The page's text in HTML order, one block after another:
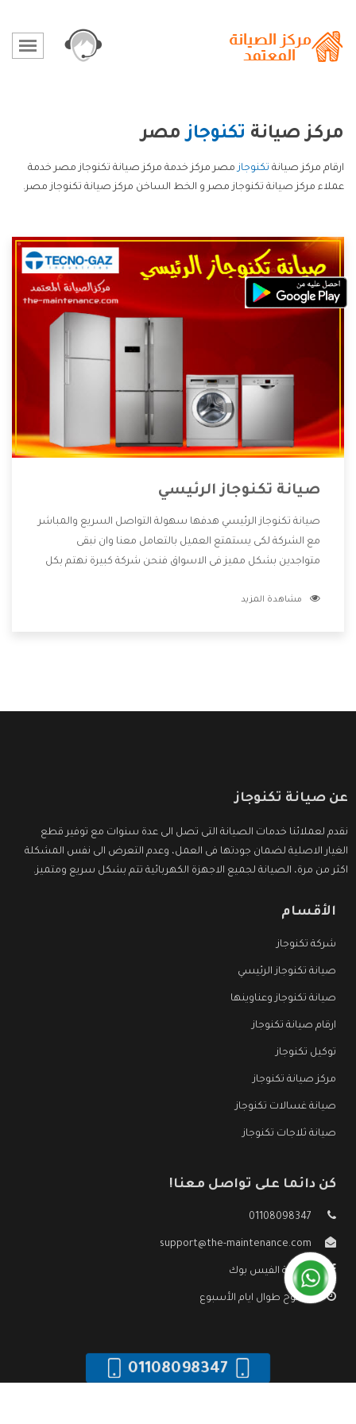
مركز صيانة تكنوجازمصر
ارقام مركز صيانة تكنوجازمصر مركز خدمة مركز صيانة تكنوجاز مصر خدمة
عملاء مركز صيانة تكنوجاز مصر و الخط الساخن مركز صيانة تكنوجاز مصر.
صيانة تكنوجاز الرئيسي
صيانة تكنوجاز الرئيسي هدفها سهولة التواصل السريع والمباشر
مع الشركة لكى يستمتع العميل بالتعامل معنا وان نبقى
متواجدين بشكل مميز فى الاسواق فنحن شركة كبيرة نهتم بكل
الشركة بها والتى تكون منها خدمة الصيانة التى تكون من أهم
مشاهدة المزيد
عن صيانة تكنوجاز
نقدم لعملائنا خدمات الصيانة التى تصل الى عدة سنوات مع توفير قطع
الغيار الاصلية لضمان جودتها فى العمل، وعدم التعرض الى نفس المشكلة
اكثر من مرة، الصيانة لجميع الاجهزة الكهربائية تتم بشكل سريع ومتميز.
الأقسام
شركة تكنوجاز
صيانة تكنوجاز الرئيسي
صيانة تكنوجاز وعناوينها
ارقام صيانة تكنوجاز
توكيل تكنوجاز
مركز صيانة تكنوجاز
صيانة غسالات تكنوجاز
صيانة ثلاجات تكنوجاز
كن دائما على تواصل معنا!
01108098347
support@the-maintenance.com
صفحة الفيس بوك
مفتوح طوال ايام الأسبوع
01108098347